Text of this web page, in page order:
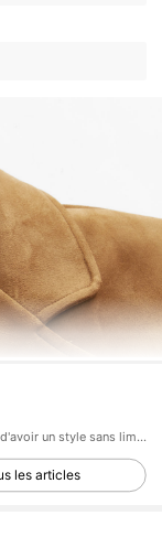
Permettre à toutes les femmes modernes d'avoir un style sans limite.
les articles